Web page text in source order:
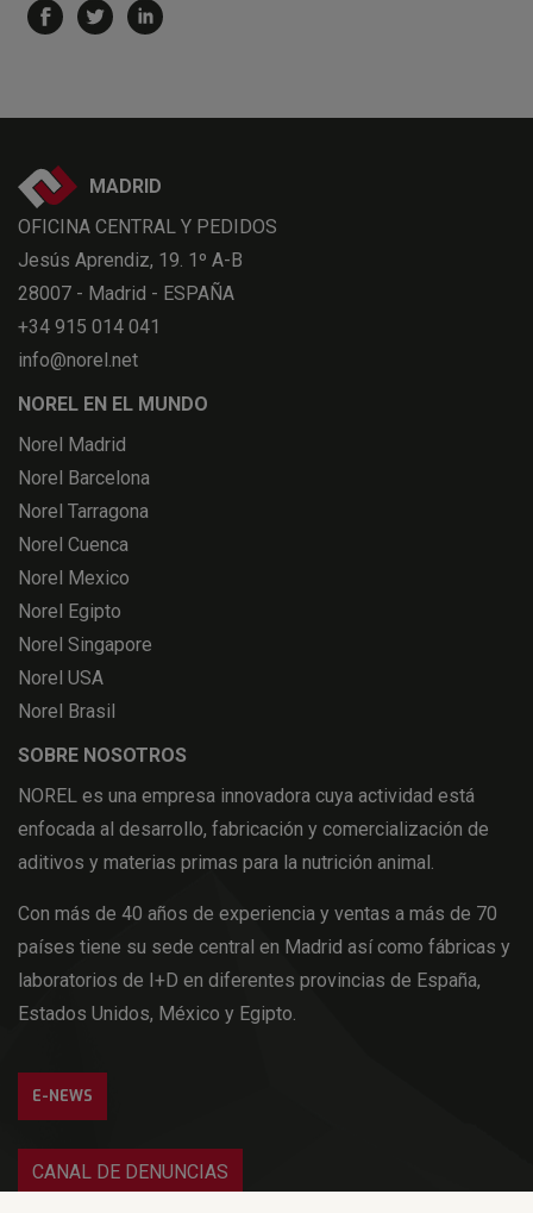
MADRID
OFICINA CENTRAL Y PEDIDOS
Jesús Aprendiz, 19. 1º A-B
28007 - Madrid - ESPAÑA
+34 915 014 041
info@norel.net
NOREL EN EL MUNDO
Norel Madrid
Norel Barcelona
Norel Tarragona
Norel Cuenca
Norel Mexico
Norel Egipto
Norel Singapore
Norel USA
Norel Brasil
SOBRE NOSOTROS
NOREL es una empresa innovadora cuya actividad está
enfocada al desarrollo, fabricación y comercialización de
aditivos y materias primas para la nutrición animal.
Con más de 40 años de experiencia y ventas a más de 70
países tiene su sede central en Madrid así como fábricas y
laboratorios de I+D en diferentes provincias de España,
Estados Unidos, México y Egipto.
E-NEWS
CANAL DE DENUNCIAS